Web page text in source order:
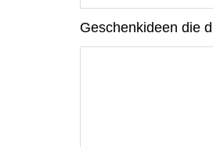
Geschenkideen die